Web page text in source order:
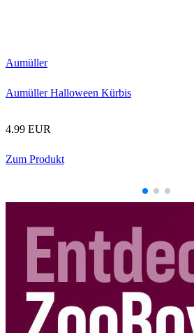
Aumüller
Aumüller Halloween Kürbis
4.99 EUR
Zum Produkt